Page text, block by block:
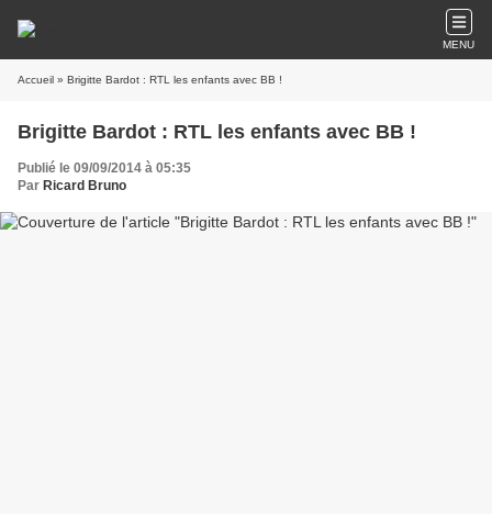
MENU
Accueil » Brigitte Bardot : RTL les enfants avec BB !
Brigitte Bardot : RTL les enfants avec BB !
Publié le 09/09/2014 à 05:35
Par Ricard Bruno